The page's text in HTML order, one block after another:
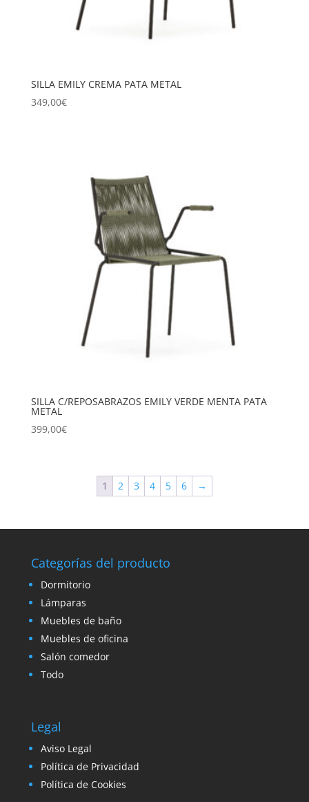
SILLA EMILY CREMA PATA METAL
349,00€
SILLA C/REPOSABRAZOS EMILY VERDE MENTA PATA
METAL
399,00€
1 2 3 4 5 6 →
Categorías del producto
Dormitorio
Lámparas
Muebles de baño
Muebles de oficina
Salón comedor
Todo
Legal
Aviso Legal
Política de Privacidad
Política de Cookies